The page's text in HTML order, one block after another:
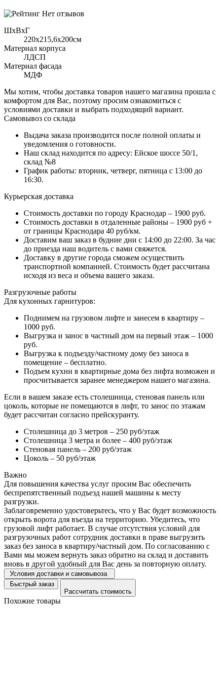
Нет отзывов
ШхВхГ
220x215,6х200см
Материал корпуса
ЛДСП
Материал фасада
МДФ
Мы хотим, чтобы доставка товаров нашего магазина прошла с
комфортом для Вас, поэтому просим ознакомиться с
условиями доставки и выбрать подходящий вариант.
Самовывоз со склада
Выдача заказа производится после полной оплаты и
уведомления о готовности.
Наш склад находится по адресу: Ейское шоссе 50/1,
склад №8
График работы: вторник, четверг, пятница с 13:00 до
16:30.
Курьерская доставка
Стоимость доставки по городу Краснодар – 1900 руб.
Стоимость доставки в отдаленные районы – 1900 руб +
от границы Краснодара 40 руб/км.
Доставим ваш заказ в будние дни с 14:00 до 22:00. За час
до приезда наш водитель с вами свяжется.
Доставку в другие города сможем осуществить
транспортной компанией. Стоимость будет рассчитана
исходя из веса и объема вашего заказа.
Разгрузочные работы
Для кухонных гарнитуров:
Поднимем на грузовом лифте и занесем в квартиру –
1000 руб.
Выгрузка и занос в частный дом на первый этаж – 1000
руб.
Выгрузка к подъезду/частному дому без заноса в
помещение – бесплатно.
Подъем кухни в квартирные дома без лифта возможен и
просчитывается заранее менеджером нашего магазина.
Если в вашем заказе есть столешница, стеновая панель или
цоколь, которые не помещаются в лифт, то занос по этажам
будет рассчитан согласно прейскуранту.
Столешница до 3 метров – 250 руб/этаж
Столешница 3 метра и более – 400 руб/этаж
Стеновая панель – 200 руб/этаж
Цоколь – 50 руб/этаж
Важно
Для повышения качества услуг просим Вас обеспечить
беспрепятственный подъезд нашей машины к месту
разгрузки.
Заблаговременно удостоверьтесь, что у Вас будет возможность
открыть ворота для въезда на территорию. Убедитесь, что
грузовой лифт работает. В случае отсутствия условий для
разгрузочных работ сотрудник доставки в праве выгрузить
заказ без заноса в квартиру/частный дом. По согласованию с
Вами мы можем вернуть заказ обратно на склад и доставить
вновь в другой удобный для Вас день за повторную оплату.
Условия доставки и самовывоза
Быстрый заказ
Рассчитать стоимость
Похожие товары